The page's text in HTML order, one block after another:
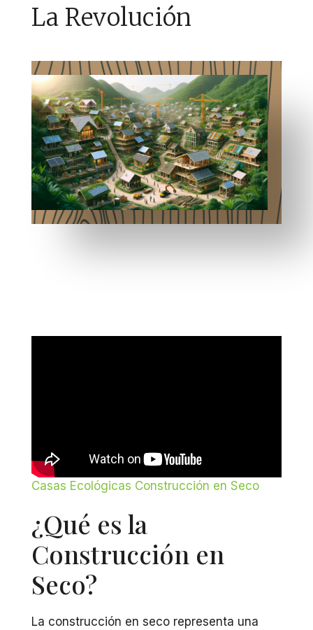
La Revolución
Casas Ecológicas Construcción en Seco
¿Qué es la
Construcción en
Seco?
La construcción en seco representa una